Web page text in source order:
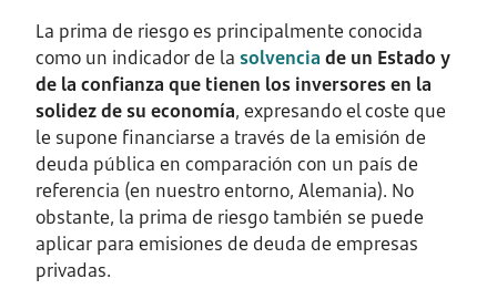
La prima de riesgo es principalmente conocida
como un indicador de la solvencia de un Estado y
de la confianza que tienen los inversores en la
solidez de su economía, expresando el coste que
le supone financiarse a través de la emisión de
deuda pública en comparación con un país de
referencia (en nuestro entorno, Alemania). No
obstante, la prima de riesgo también se puede
aplicar para emisiones de deuda de empresas
privadas.